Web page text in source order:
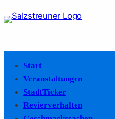
Start
Veranstaltungen
StadtTicker
Revierverhalten